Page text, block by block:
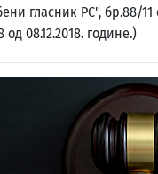
гласник РС", бр.88/11
08.12.2018. године.)